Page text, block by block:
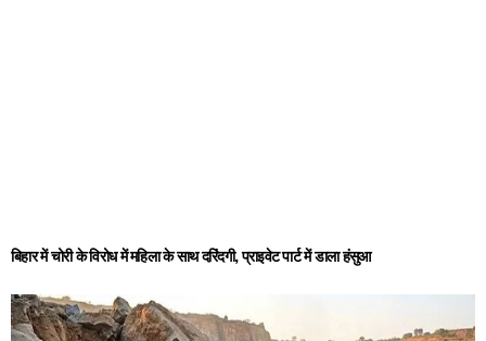
बिहार में चोरी के विरोध में महिला के साथ दरिंदगी, प्राइवेट पार्ट में डाला हंसुआ